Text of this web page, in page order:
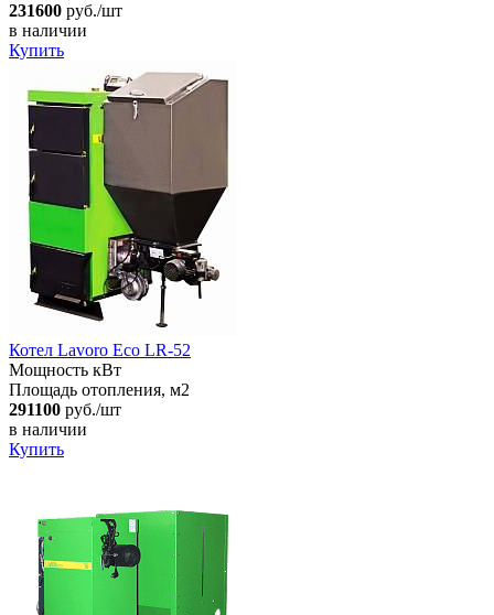
231600 руб./шт
в наличии
Купить
Котел Lavoro Eco LR-52
Мощность кВт
Площадь отопления, м2
291100 руб./шт
в наличии
Купить